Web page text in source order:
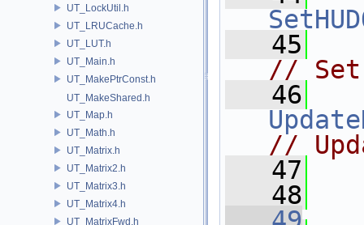
UT_LockUtil.h
UT_LRUCache.h
UT_LUT.h
UT_Main.h
UT_MakePtrConst.h
UT_MakeShared.h
UT_Map.h
UT_Math.h
UT_Matrix.h
UT_Matrix2.h
UT_Matrix3.h
UT_Matrix4.h
UT_MatrixFwd.h
   45
// Set
   46
//
   47
   48